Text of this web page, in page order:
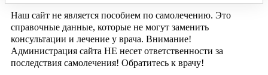
Наш сайт не является пособием по самолечению. Это
справочные данные, которые не могут заменить
консультации и лечение у врача. Внимание!
Администрация сайта НЕ несет ответственности за
последствия самолечения! Обратитесь к врачу!